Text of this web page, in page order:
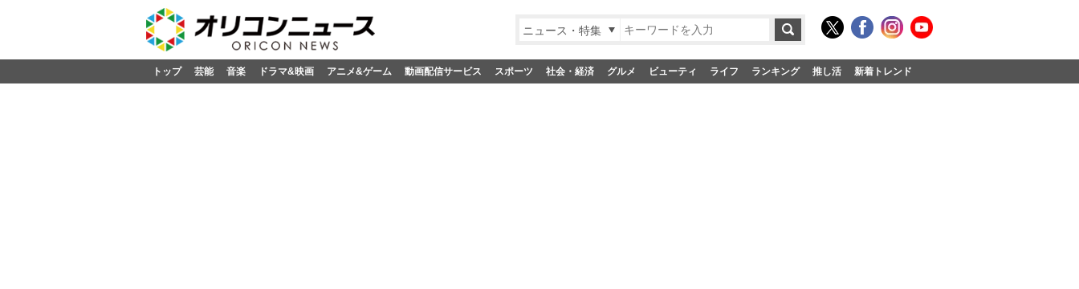
ニュース・特集
トップ 芸能 音楽 ドラマ&映画 アニメ&ゲーム 動画配信サービス スポーツ 社会・経済 グルメ ビューティ ライフ ランキング 推し活 新着トレンド